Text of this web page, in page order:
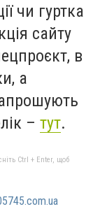
чи гуртка
сайту
в
а
– тут.
Ctrl + Enter, щоб